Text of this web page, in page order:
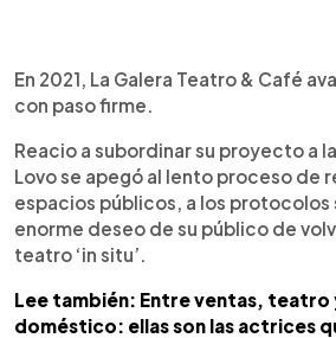
► Escuchar artículo
En 2021, La Galera Teatro & Café
con paso firme.
Reacio a subordinar su proyecto a
Lovo se apegó al lento proceso de
espacios públicos, a los protocolos
enorme deseo de su público de
teatro ‘in situ’.
Lee también: Entre ventas, teatro
doméstico: ellas son las actrices